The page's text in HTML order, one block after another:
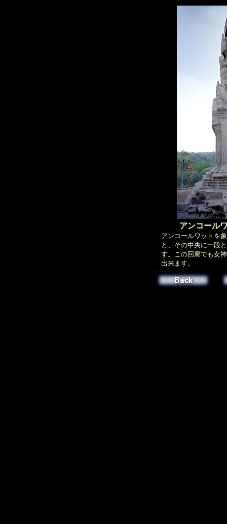
アンコール
アンコールワットを
と、その中央に一段
す。この回廊でも女
出来ます。